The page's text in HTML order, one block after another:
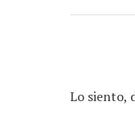
Lo siento,